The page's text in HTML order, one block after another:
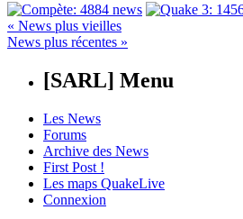
« News plus vieilles
News plus récentes »
[SARL] Menu
Les News
Forums
Archive des News
First Post !
Les maps QuakeLive
Connexion